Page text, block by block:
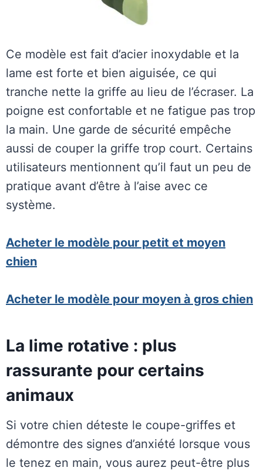
Ce modèle est fait d’acier inoxydable et la
lame est forte et bien aiguisée, ce qui
tranche nette la griffe au lieu de l’écraser. La
poigne est confortable et ne fatigue pas trop
la main. Une garde de sécurité empêche
aussi de couper la griffe trop court. Certains
utilisateurs mentionnent qu’il faut un peu de
pratique avant d’être à l’aise avec ce
système.
Acheter le modèle pour petit et moyen
chien
Acheter le modèle pour moyen à gros chien
La lime rotative : plus
rassurante pour certains
animaux
Si votre chien déteste le coupe-griffes et
démontre des signes d’anxiété lorsque vous
le tenez en main, vous aurez peut-être plus